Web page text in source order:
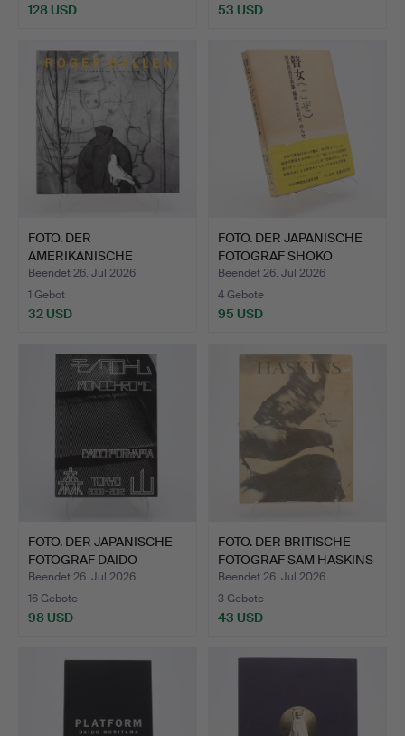
128 USD 53 USD
FOTO. DER
AMERIKANISCHE
FOTOGRAF ROGER BAL…
Beendet 26. Jul 2026
1 Gebot
32 USD
FOTO. DER JAPANISCHE
FOTOGRAF SHOKO
HASHIM…
Beendet 26. Jul 2026
4 Gebote
95 USD
FOTO. DER JAPANISCHE
FOTOGRAF DAIDO
MORIYA…
Beendet 26. Jul 2026
16 Gebote
98 USD
FOTO. DER BRITISCHE
FOTOGRAF SAM HASKINS
"…
Beendet 26. Jul 2026
3 Gebote
43 USD